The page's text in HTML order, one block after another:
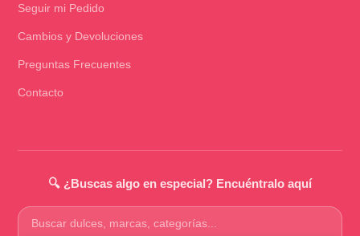
Seguir mi Pedido
Cambios y Devoluciones
Preguntas Frecuentes
Contacto
🔍 ¿Buscas algo en especial? Encuéntralo aquí
Buscar